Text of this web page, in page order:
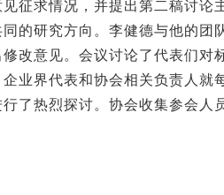
征求情况，并提出第二稿讨论
的研究方向。李健德与他的团
改意见。会议讨论了代表们对
业界代表和协会相关负责人就
了热烈探讨。协会收集参会人